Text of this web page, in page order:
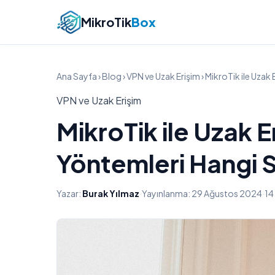
MikroTikBox
Ana Sayfa›Blog›VPN ve Uzak Erişim› MikroTik ile
VPN ve Uzak Erişim
MikroTik ile Uzak
Yöntemleri Hangi
Yazar: Burak Yılmaz·Yayınlanma: 29 Ağustos 2024·